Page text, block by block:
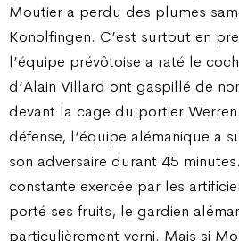
Moutier a perdu des plumes
Konolfingen. C’est surtout en
l’équipe prévôtoise a raté le
d’Alain Villard ont gaspillé de
devant la cage du portier
défense, l’équipe alémanique a
son adversaire durant 45
constante exercée par les
porté ses fruits, le gardien
particulièrement verni. Mais si